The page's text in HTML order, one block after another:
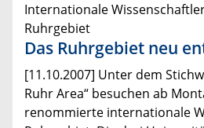
Internationale
Ruhrgebiet
Das Ruhrgebiet neu
[11.10.2007] Unter dem
Ruhr Area“ besuchen ab
renommierte internationale